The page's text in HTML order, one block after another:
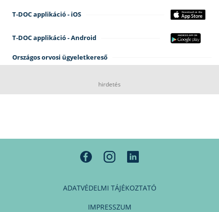
T-DOC applikáció - iOS
T-DOC applikáció - Android
Országos orvosi ügyeletkereső
hirdetés
ADATVÉDELMI TÁJÉKOZTATÓ
IMPRESSZUM